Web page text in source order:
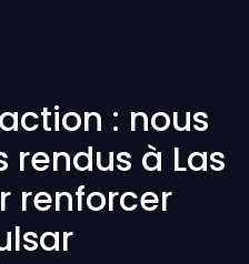
: nous
rendus à Las
renforcer